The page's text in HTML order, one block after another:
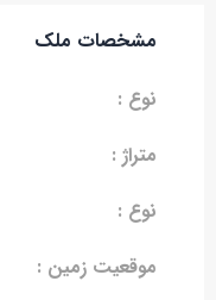
مشخصات ملک
نوع :
متراژ :
نوع :
موقعیت زمین :